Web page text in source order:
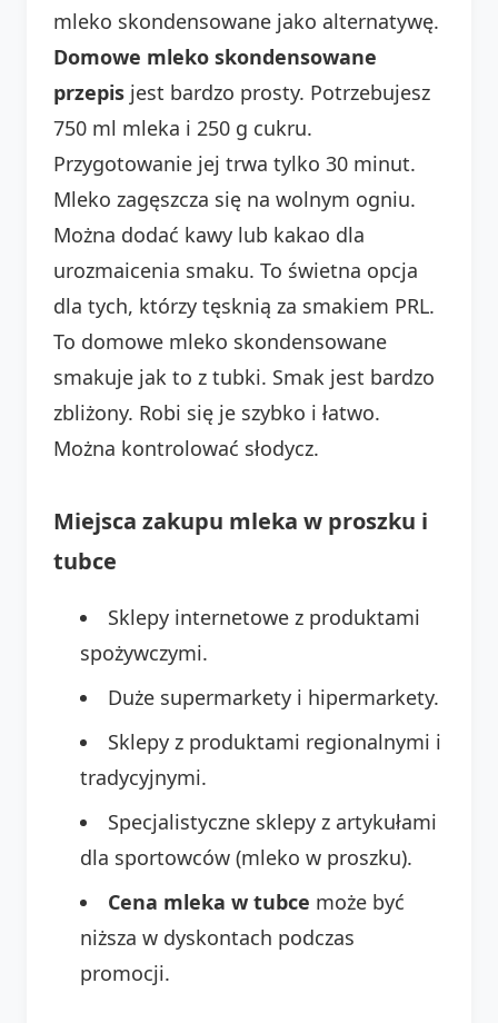
mleko skondensowane jako alternatywę.
Domowe mleko skondensowane
przepis jest bardzo prosty. Potrzebujesz
750 ml mleka i 250 g cukru.
Przygotowanie jej trwa tylko 30 minut.
Mleko zagęszcza się na wolnym ogniu.
Można dodać kawy lub kakao dla
urozmaicenia smaku. To świetna opcja
dla tych, którzy tęsknią za smakiem PRL.
To domowe mleko skondensowane
smakuje jak to z tubki. Smak jest bardzo
zbliżony. Robi się je szybko i łatwo.
Można kontrolować słodycz.
Miejsca zakupu mleka w proszku i
tubce
Sklepy internetowe z produktami
spożywczymi.
Duże supermarkety i hipermarkety.
Sklepy z produktami regionalnymi i
tradycyjnymi.
Specjalistyczne sklepy z artykułami
dla sportowców (mleko w proszku).
Cena mleka w tubce może być
niższa w dyskontach podczas
promocji.